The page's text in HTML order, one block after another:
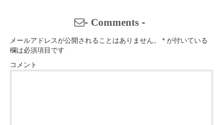
- Comments-
メールアドレスが公開されることはありません。 * が付いている
欄は必須項目です
コメント